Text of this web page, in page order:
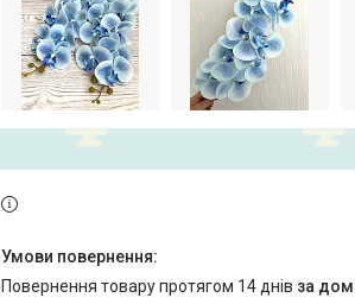
повернення товару протягом 14 днів за